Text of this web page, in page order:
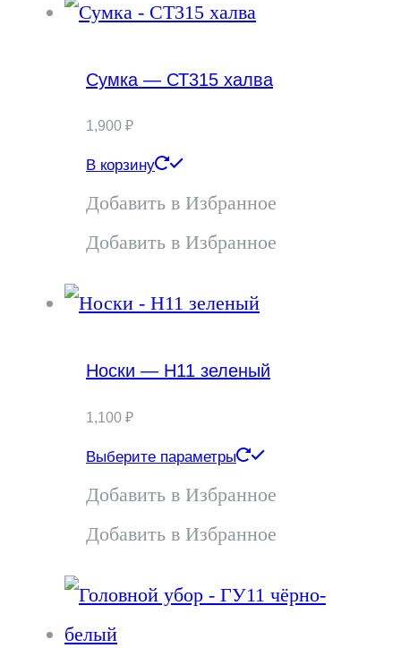
Сумка — СТ315 халва
1,900 ₽
В корзину
Добавить в Избранное
Добавить в Избранное
Носки — Н11 зеленый
1,100 ₽
Выберите параметры
Этот
товар
имеет
вариаций.
Добавить в Избранное
Добавить в Избранное